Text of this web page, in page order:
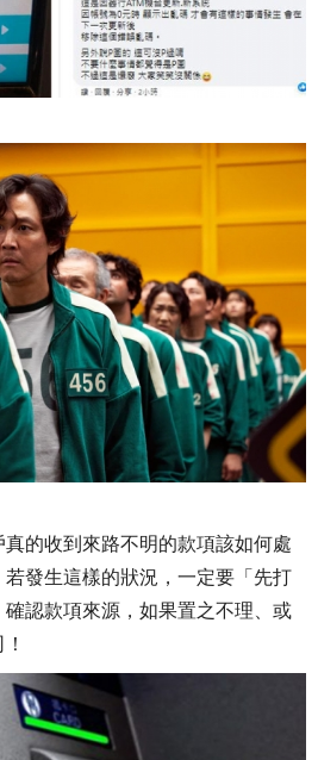
的收到來路不明的款項該如何處
發生這樣的狀況，一定要「先打
認款項來源，如果置之不理、或